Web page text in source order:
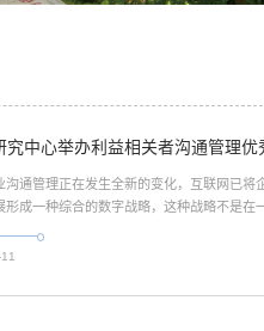
究中心举办利益相关者沟通管理
沟通管理正在发生全新的变化，互联网已
形成一种综合的数字战略，这种战略不是在